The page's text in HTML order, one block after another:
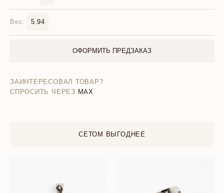
Вес: 5.94
ОФОРМИТЬ ПРЕДЗАКАЗ
ЗАИНТЕРЕСОВАЛ ТОВАР?
СПРОСИТЬ ЧЕРЕЗ MAX
СЕТОМ ВЫГОДНЕЕ